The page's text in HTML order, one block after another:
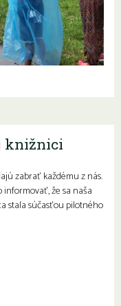
knižnici
zabrať každému z nás.
informovať, že sa naša
stala súčasťou pilotného